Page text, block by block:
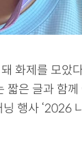
화제를 모았
짧은 글과 함
행사 ‘2026